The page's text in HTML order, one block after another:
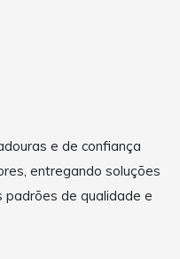
e de confiança
entregando soluções
de qualidade e